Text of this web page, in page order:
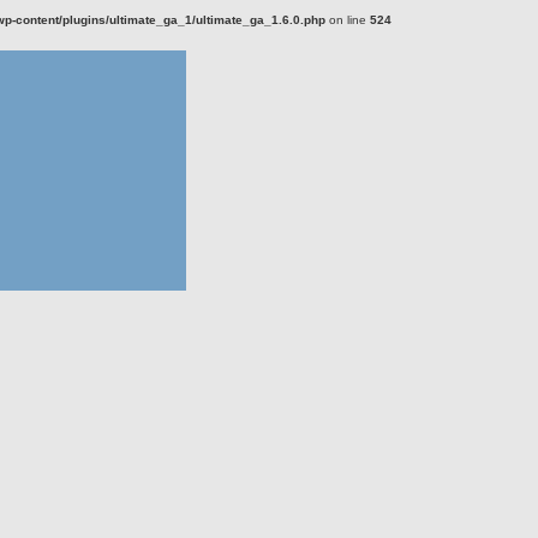
content/plugins/ultimate_ga_1/ultimate_ga_1.6.0.phpon line 524